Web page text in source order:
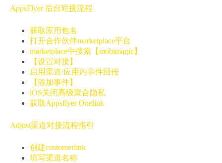
AppsFlyer 后台对接流程
获取应用包名
打开合作伙伴marketplace平台
marketplace中搜索【mobimagic】
【设置对接】
启用渠道/应用内事件回传
【添加事件】
iOS关闭高级聚合隐私
获取Appsflyer Onelink
Adjust渠道对接流程指引
创建customerlink
填写渠道名称